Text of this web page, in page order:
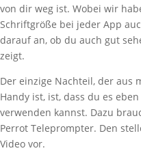
von dir weg ist. Wobei wir
Schriftgröße bei jeder App
darauf an, ob du auch gut
zeigt.
Der einzige Nachteil, der aus
Handy ist, ist, dass du es
verwenden kannst. Dazu
Perrot Teleprompter. Den
Video vor.